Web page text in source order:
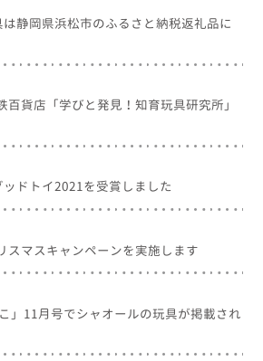
静岡県浜松市のふるさと納税返礼品に
貨店「学びと発見！知育玩具研究所」
ドトイ2021を受賞しました
スマスキャンペーンを実施します
」11月号でシャオールの玩具が掲載され